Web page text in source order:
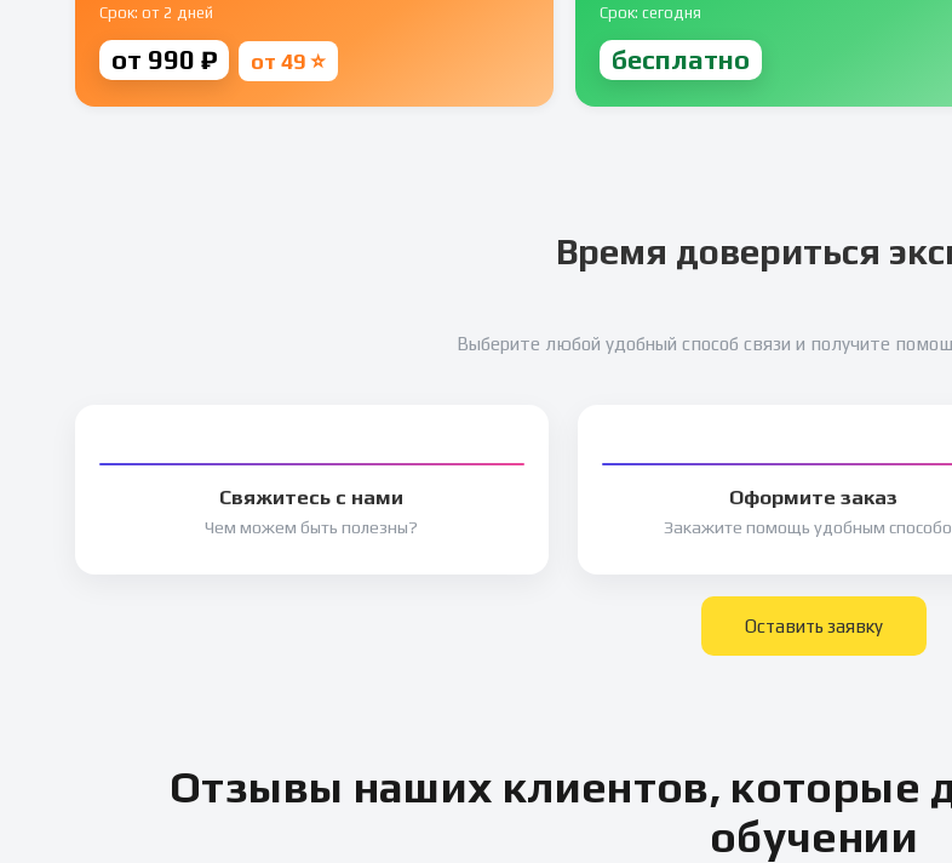
Срок: от 2 дней
от 990 ₽ от 49 ⭐
Срок: сегодня
бесплатно
Время довериться
Выберите любой удобный способ связи и получите
Свяжитесь с нами
Чем можем быть полезны?
Оформите заказ
Закажите помощь удобным
Оставить заявку
Отзывы наших клиентов, которые
обучении